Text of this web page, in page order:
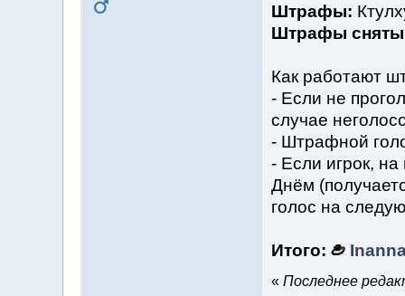
Штрафы:
Штрафы
Как работают
- Если не
случае
- Штрафной
- Если игрок,
Днём
голос на
Итого:
« Последнее